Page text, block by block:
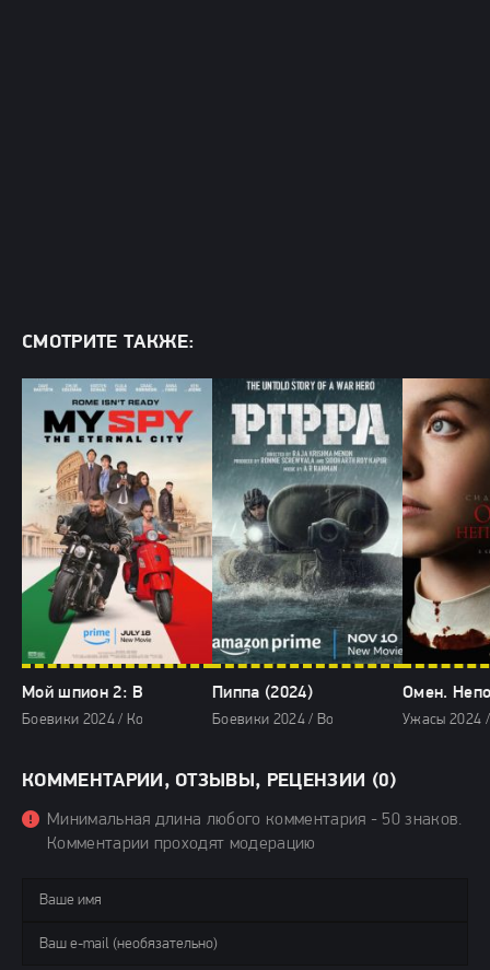
СМОТРИТЕ ТАКЖЕ:
Мой шпион 2: Вечный город (2024)
Боевики 2024 / Комедии 2024 / Зарубежные фильмы 2024 /
Пиппа (2024)
Боевики 2024 / Военные фильмы 2024 /
Омен.
Ужасы 2024
КОММЕНТАРИИ, ОТЗЫВЫ, РЕЦЕНЗИИ (0)
Минимальная длина любого комментария - 50 знаков.
Комментарии проходят модерацию